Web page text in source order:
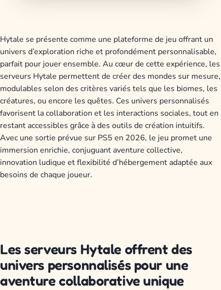
Hytale se présente comme une plateforme de jeu offrant un
univers d’exploration riche et profondément personnalisable,
parfait pour jouer ensemble. Au cœur de cette expérience, les
serveurs Hytale permettent de créer des mondes sur mesure,
modulables selon des critères variés tels que les biomes, les
créatures, ou encore les quêtes. Ces univers personnalisés
favorisent la collaboration et les interactions sociales, tout en
restant accessibles grâce à des outils de création intuitifs.
Avec une sortie prévue sur PS5 en 2026, le jeu promet une
immersion enrichie, conjuguant aventure collective,
innovation ludique et flexibilité d’hébergement adaptée aux
besoins de chaque joueur.
Les serveurs Hytale offrent des
univers personnalisés pour une
aventure collaborative unique